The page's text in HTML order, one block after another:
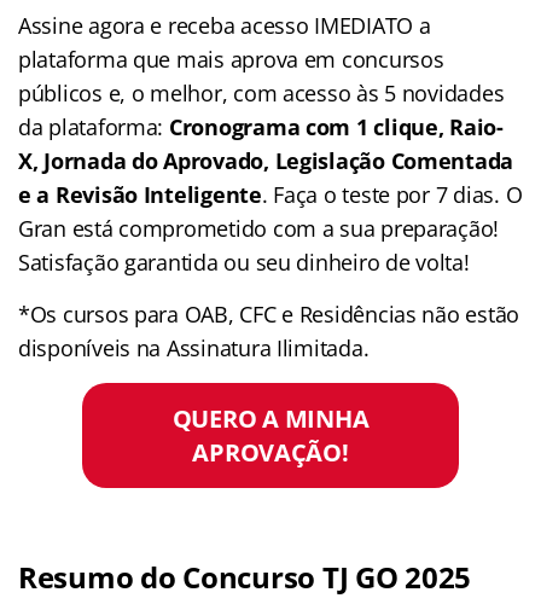
Assine agora e receba acesso IMEDIATO a
plataforma que mais aprova em concursos
públicos e, o melhor, com acesso às 5 novidades
da plataforma: Cronograma com 1 clique, Raio-
X, Jornada do Aprovado, Legislação Comentada
e a Revisão Inteligente. Faça o teste por 7 dias. O
Gran está comprometido com a sua preparação!
Satisfação garantida ou seu dinheiro de volta!
*Os cursos para OAB, CFC e Residências não estão
disponíveis na Assinatura Ilimitada.
QUERO A MINHA
APROVAÇÃO!
Resumo do Concurso TJ GO 2025